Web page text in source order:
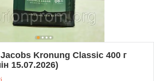
Kronung Classic 400 г
15.07.2026)